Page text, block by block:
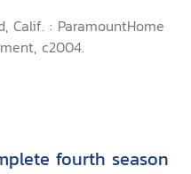
Calif. : ParamountHome
c2004.
fourth season